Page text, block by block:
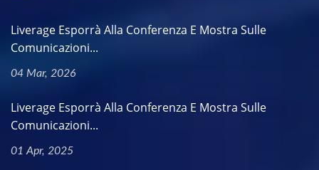
Liverage Esporrà Alla Conferenza E Mostra Sulle
Comunicazioni...
04 Mar, 2026
Liverage Esporrà Alla Conferenza E Mostra Sulle
Comunicazioni...
01 Apr, 2025